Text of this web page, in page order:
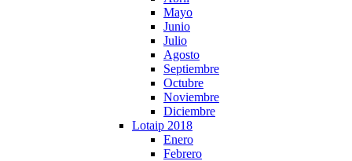
Mayo
Junio
Julio
Agosto
Septiembre
Octubre
Noviembre
Diciembre
Lotaip 2018
Enero
Febrero